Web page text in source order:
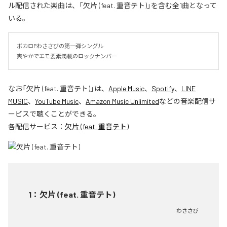
ル配信された楽曲は、「欠片 (feat. 重音テト)」を含む全1曲となって
いる。
ボカロPわささびの第一弾シングル
爽やかでエモ要素満載のロックナンバー
なお「欠片 (feat. 重音テト)」は、 Apple Music、 Spotify、 LINE
MUSIC、 YouTube Music、 Amazon Music Unlimitedなどの音楽配信サ
ービスで聴くことができる。
各配信サービス： 欠片 (feat. 重音テト)
1 ： 欠片 (feat. 重音テト)
わささび